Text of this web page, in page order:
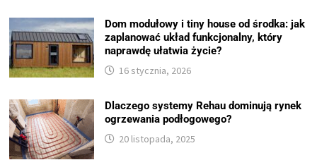
Dom modułowy i tiny house od środka: jak
zaplanować układ funkcjonalny, który
naprawdę ułatwia życie?
16 stycznia, 2026
Dlaczego systemy Rehau dominują rynek
ogrzewania podłogowego?
20 listopada, 2025